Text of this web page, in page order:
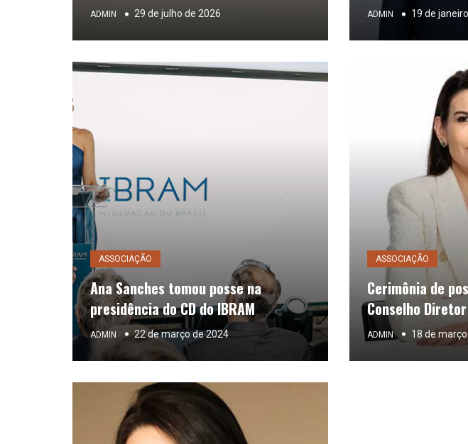
ADMIN 29 de julho de 2026 ADMIN 19 de
ASSOCIAÇÃO
Ana Sanches tomou posse na
presidência do CD do IBRAM
ADMIN 22 de março de 2024
ASSOCIAÇÃO
Cerimônia de
Conselho
ADMIN 18 de